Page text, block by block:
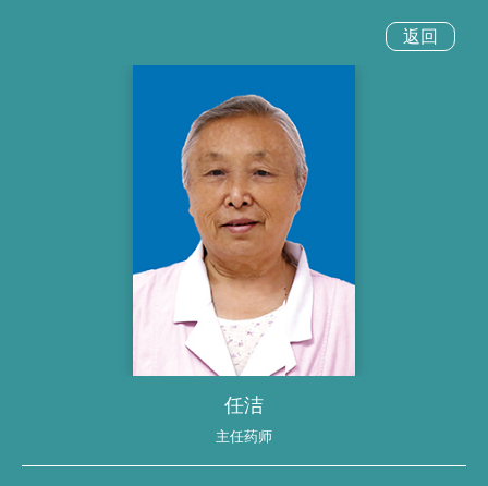
任洁
主任药师
返回